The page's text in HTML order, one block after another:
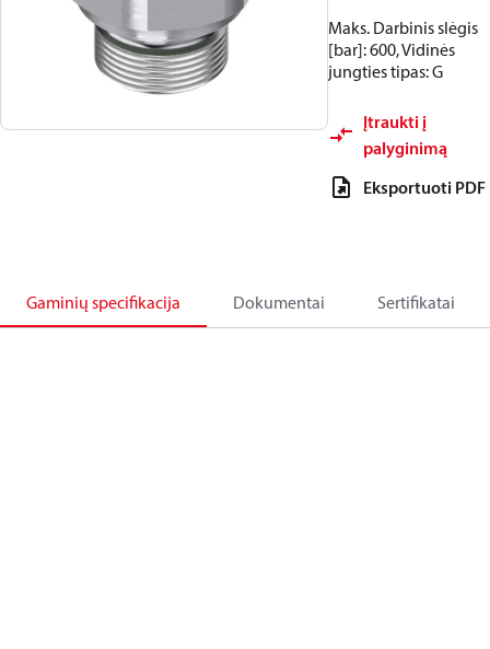
Maks. Darbinis slėgis
[bar]: 600, Vidinės
jungties tipas: G
Įtraukti į
palyginimą
Eksportuoti PDF
Gaminių specifikacija Dokumentai Sertifikatai